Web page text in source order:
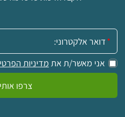
אימייל:
אני מאשר/ת את מדיניות
צרפו אותי